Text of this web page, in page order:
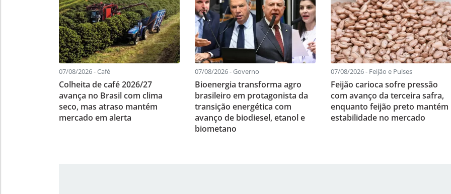
07/08/2026 - Café
Colheita de café 2026/27
avança no Brasil com clima
seco, mas atraso mantém
mercado em alerta
07/08/2026 - Governo
Bioenergia transforma agro
brasileiro em protagonista da
transição energética com
avanço de biodiesel, etanol e
biometano
07/08/2026 - Feijão e Pulses
Feijão carioca sofre pressão
com avanço da terceira safra,
enquanto feijão preto mantém
estabilidade no mercado